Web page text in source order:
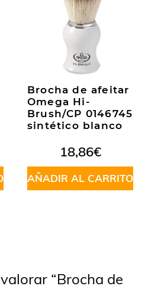
Brocha de afeitar
Omega Hi-
Brush/CP 0146745
sintético blanco
18,86€
AÑADIR AL CARRITO
“Brocha de